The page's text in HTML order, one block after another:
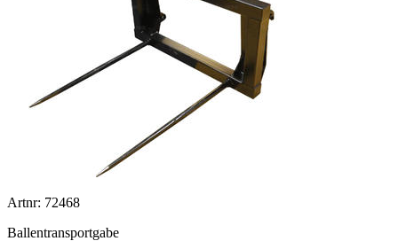
Artnr: 72468
Ballentransportgabe